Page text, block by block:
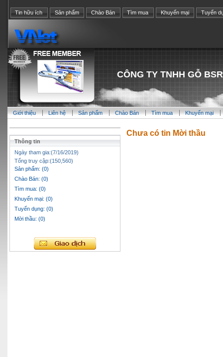
Tin hữu ích Sản phẩm Chào Bán Tìm mua Khuyến mại Tuyển
CÔNG TY TNHH GỖ BSR
Giới thiệu Liên hệ Sản phẩm Chào Bán Tìm mua Khuyến mại
Thông tin
Ngày tham gia:(7/16/2019)
Tổng truy cập:(150,560)
Sản phẩm: (0)
Chào Bán: (0)
Tìm mua: (0)
Khuyến mại: (0)
Tuyển dụng: (0)
Mời thầu: (0)
Chưa có tin Mời thầu